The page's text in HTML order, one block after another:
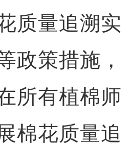
质量追溯实
政策措施，
所有植棉师
棉花质量追